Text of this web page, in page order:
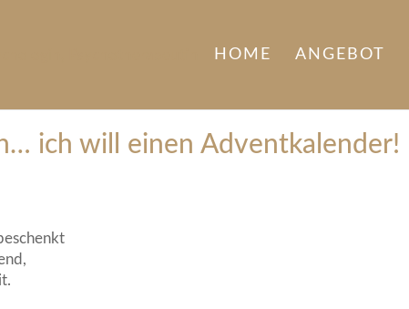
HOME ANGEBOT
ich will einen Adventkalender!